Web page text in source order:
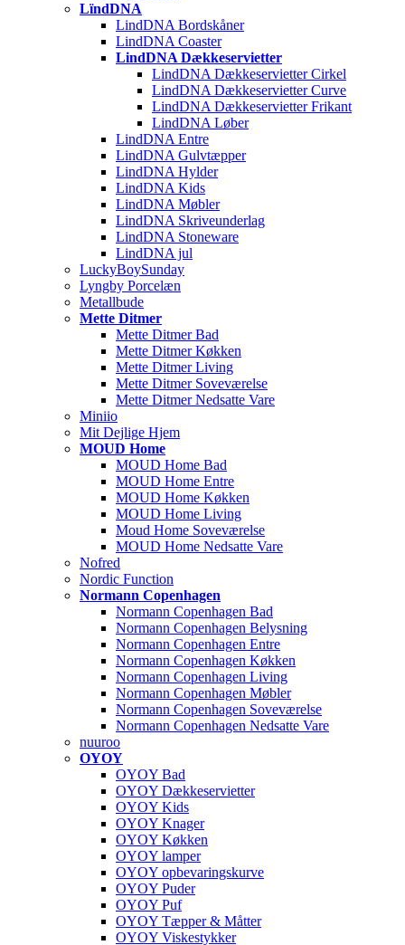
LïndDNA
LindDNA Bordskåner
LindDNA Coaster
LindDNA Dækkeservietter
LindDNA Dækkeservietter Cirkel
LindDNA Dækkeservietter Curve
LindDNA Dækkeservietter Frikant
LindDNA Løber
LindDNA Entre
LindDNA Gulvtæpper
LindDNA Hylder
LindDNA Kids
LindDNA Møbler
LindDNA Skriveunderlag
LindDNA Stoneware
LindDNA jul
LuckyBoySunday
Lyngby Porcelæn
Metallbude
Mette Ditmer
Mette Ditmer Bad
Mette Ditmer Køkken
Mette Ditmer Living
Mette Ditmer Soveværelse
Mette Ditmer Nedsatte Vare
Miniio
Mit Dejlige Hjem
MOUD Home
MOUD Home Bad
MOUD Home Entre
MOUD Home Køkken
MOUD Home Living
Moud Home Soveværelse
MOUD Home Nedsatte Vare
Nofred
Nordic Function
Normann Copenhagen
Normann Copenhagen Bad
Normann Copenhagen Belysning
Normann Copenhagen Entre
Normann Copenhagen Køkken
Normann Copenhagen Living
Normann Copenhagen Møbler
Normann Copenhagen Soveværelse
Normann Copenhagen Nedsatte Vare
nuuroo
OYOY
OYOY Bad
OYOY Dækkeservietter
OYOY Kids
OYOY Knager
OYOY Køkken
OYOY lamper
OYOY opbevaringskurve
OYOY Puder
OYOY Puf
OYOY Tæpper & Måtter
OYOY Viskestykker